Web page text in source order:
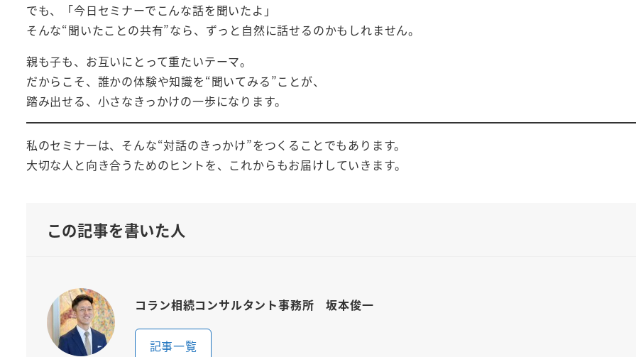
でも、「今日セミナーでこんな話を聞いたよ」
そんな“聞いたことの共有”なら、ずっと自然に話せるのかもしれません。
親も子も、お互いにとって重たいテーマ。
だからこそ、誰かの体験や知識を“聞いてみる”ことが、
踏み出せる、小さなきっかけの一歩になります。
私のセミナーは、そんな“対話のきっかけ”をつくることでもあります。
大切な人と向き合うためのヒントを、これからもお届けしていきます。
この記事を書いた人
コラン相続コンサルタント事務所 坂本俊一
記事一覧